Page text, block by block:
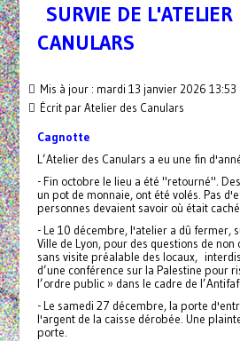
SURVIE DE L'ATELIER
CANULARS
Mis à jour : mardi 13 janvier 2026 13:53
Écrit par Atelier des Canulars
Cagnotte
L’Atelier des Canulars a eu une fin
- Fin octobre le lieu a été "retourné".
un pot de monnaie, ont été volés. Pas
personnes devaient savoir où était
- Le 10 décembre, l'atelier a dû fermer,
Ville de Lyon, pour des questions de
sans visite préalable des locaux,
d’une conférence sur la Palestine pour
l’ordre public » dans le cadre de
- Le samedi 27 décembre, la porte
l'argent de la caisse dérobée. Une
porte.